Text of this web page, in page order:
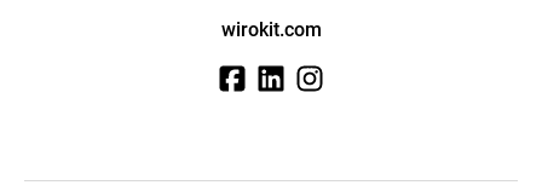
wirokit.com